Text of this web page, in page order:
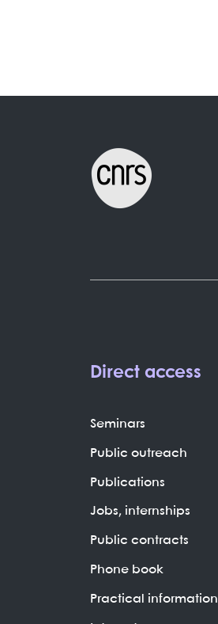
Direct access
Seminars
Public outreach
Publications
Jobs, internships
Public contracts
Phone book
Practical information